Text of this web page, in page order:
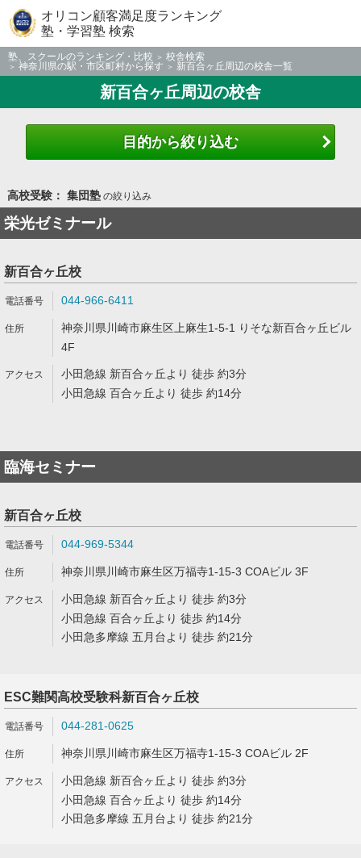
オリコン顧客満足度ランキング
塾・学習塾 検索
塾、スクールのランキング・比較
校舎検索
神奈川県の駅・市区町村から探す
新百合ヶ丘周辺の校舎一覧
新百合ヶ丘周辺の校舎
目的から絞り込む
高校受験： 集団塾の絞り込み
栄光ゼミナール
新百合ヶ丘校
044-966-6411
神奈川県川崎市麻生区上麻生1-5-1 りそな新百合ヶ丘ビル
4F
小田急線 新百合ヶ丘より 徒歩 約3分
小田急線 百合ヶ丘より 徒歩 約14分
臨海セミナー
新百合ヶ丘校
044-969-5344
神奈川県川崎市麻生区万福寺1-15-3 COAビル 3F
小田急線 新百合ヶ丘より 徒歩 約3分
小田急線 百合ヶ丘より 徒歩 約14分
小田急多摩線 五月台より 徒歩 約21分
ESC難関高校受験科新百合ヶ丘校
044-281-0625
神奈川県川崎市麻生区万福寺1-15-3 COAビル 2F
小田急線 新百合ヶ丘より 徒歩 約3分
小田急線 百合ヶ丘より 徒歩 約14分
小田急多摩線 五月台より 徒歩 約21分